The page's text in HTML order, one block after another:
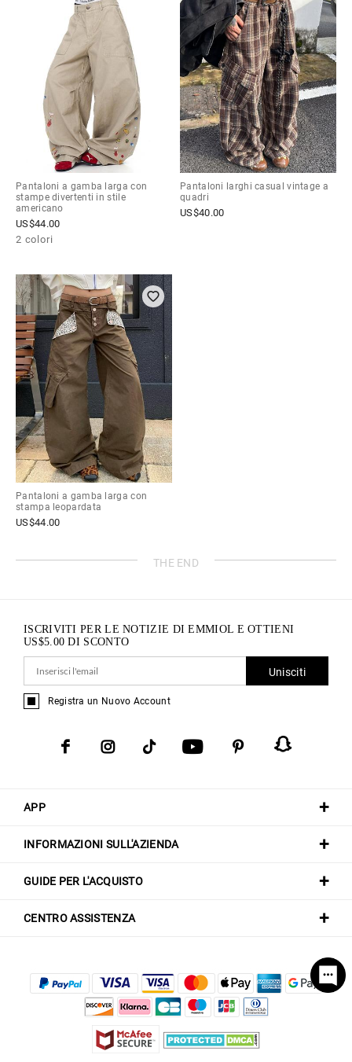
Pantaloni a gamba larga con
stampe divertenti in stile
americano
US$44.00
2 colori
Pantaloni larghi casual vintage a
quadri
US$40.00
Pantaloni a gamba larga con
stampa leopardata
US$44.00
THE END
APP
INFORMAZIONI SULL'AZIENDA
GUIDE PER L'ACQUISTO
CENTRO ASSISTENZA
ISCRIVITI PER LE NOTIZIE DI EMMIOL E OTTIENI
US$5.00 DI SCONTO
Unisciti
Registra un Nuovo Account